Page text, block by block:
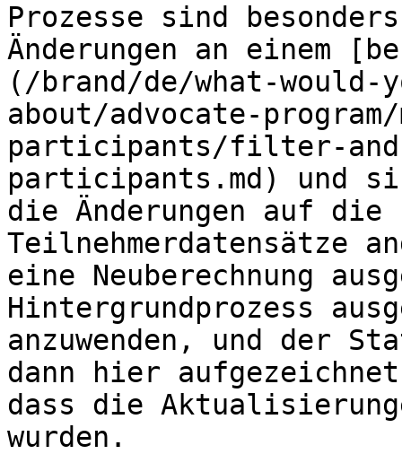
Prozesse sind
Änderungen an einem
(/brand/de/what-
about/advocate-program/
participants/filter-and-
participants.md) und
die Änderungen auf
Teilnehmerdatensätze
eine Neuberechnung
Hintergrundprozess
anzuwenden, und der
dann hier
dass die
wurden.